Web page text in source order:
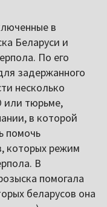
в
Беларуси и
По его
задержанного
несколько
или тюрьме,
в которой
помочь
которых режим
В
помогала
беларусов она